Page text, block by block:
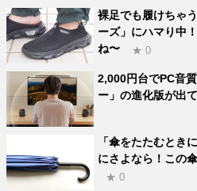
裸足でも履けちゃ
ーズ」にハマり中
ね〜
★ 0
2,000円台でPC音
ー」の進化版が出
「傘をたたむとき
にさよなら！この
★ 0